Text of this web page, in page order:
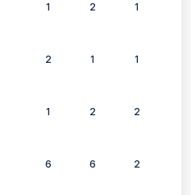
1 2 1
2 1 1
1 2 2
6 6 2